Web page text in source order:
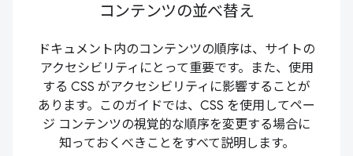
コンテンツの並べ替え
ドキュメント内のコンテンツの順序は、サイトの
アクセシビリティにとって重要です。また、使用
する CSS がアクセシビリティに影響することが
あります。このガイドでは、CSS を使用してペー
ジ コンテンツの視覚的な順序を変更する場合に
知っておくべきことをすべて説明します。